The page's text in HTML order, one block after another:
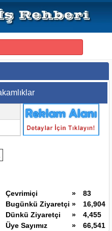
Çevrimiçi »
83
Bugünkü Ziyaretçi »
16,904
Dünkü Ziyaretçi
»
4,455
Üye Sayımız
» 66,541